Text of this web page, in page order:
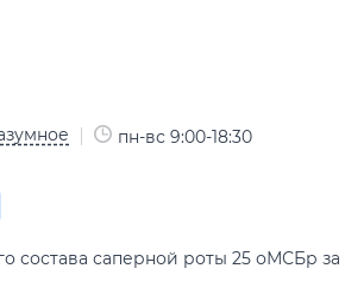
пн-вс 9:00-18:30
состава саперной роты 25 оМСБр